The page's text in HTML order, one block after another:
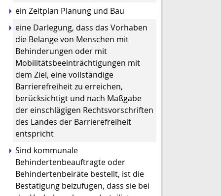
ein Zeitplan Planung und Bau
eine Darlegung, dass das Vorhaben
die Belange von Menschen mit
Behinderungen oder mit
Mobilitätsbeeinträchtigungen mit
dem Ziel, eine vollständige
Barrierefreiheit zu erreichen,
berücksichtigt und nach Maßgabe
der einschlägigen Rechtsvorschriften
des Landes der Barrierefreiheit
entspricht
Sind kommunale
Behindertenbeauftragte oder
Behindertenbeiräte bestellt, ist die
Bestätigung beizufügen, dass sie bei